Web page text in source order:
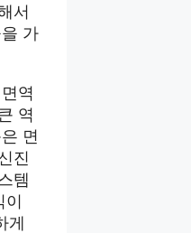
서
가
역
역
면
진
템
이
게